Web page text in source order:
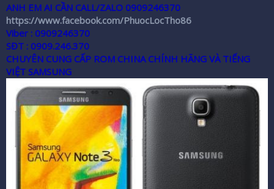
ANH EM AI CẦN CALL/ZALO 0909246370
https://www.facebook.com/PhuocLocTho86
Viber : 0909246370
SĐT : 0909.246.370
CHUYÊN CUNG CẤP ROM CHINA CHÍNH HÃNG VÀ TIẾNG
VIỆT SAMSUNG